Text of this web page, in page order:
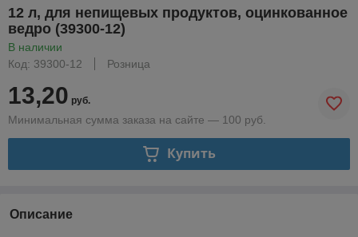
12 л, для непищевых продуктов, оцинкованное
ведро (39300-12)
В наличии
Код: 39300-12
Розница
13,20 руб.
Минимальная сумма заказа на сайте — 100 руб.
Купить
Описание